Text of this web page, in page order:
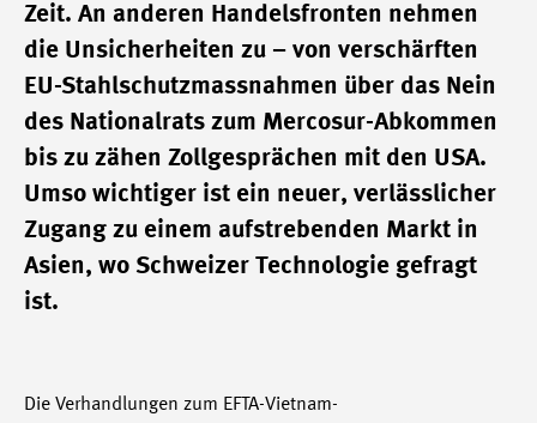
Zeit. An anderen Handelsfronten nehmen
die Unsicherheiten zu – von verschärften
EU-Stahlschutzmassnahmen über das Nein
des Nationalrats zum Mercosur-Abkommen
bis zu zähen Zollgesprächen mit den USA.
Umso wichtiger ist ein neuer, verlässlicher
Zugang zu einem aufstrebenden Markt in
Asien, wo Schweizer Technologie gefragt
ist.
Die Verhandlungen zum EFTA-Vietnam-